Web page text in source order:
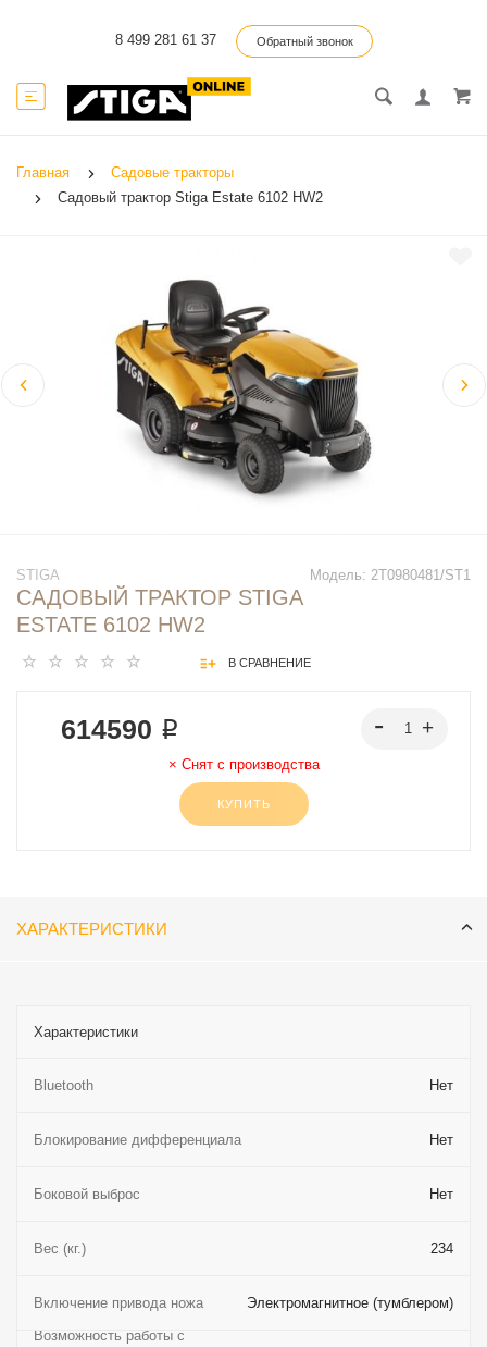
8 499 281 61 37 Обратный звонок
Главная
Садовые тракторы
Садовый трактор Stiga Estate 6102 HW2
Модель: 2T0980481/ST1
STIGA
САДОВЫЙ ТРАКТОР STIGA
ESTATE 6102 HW2
В СРАВНЕНИЕ
614590 ₽
Снят с производства
КУПИТЬ
ХАРАКТЕРИСТИКИ
Характеристики
Bluetooth Нет
Блокирование дифференциала Нет
Боковой выброс Нет
Вес (кг.) 234
Включение привода ножа
Электромагнитное (тумблером)
Возможность работы с